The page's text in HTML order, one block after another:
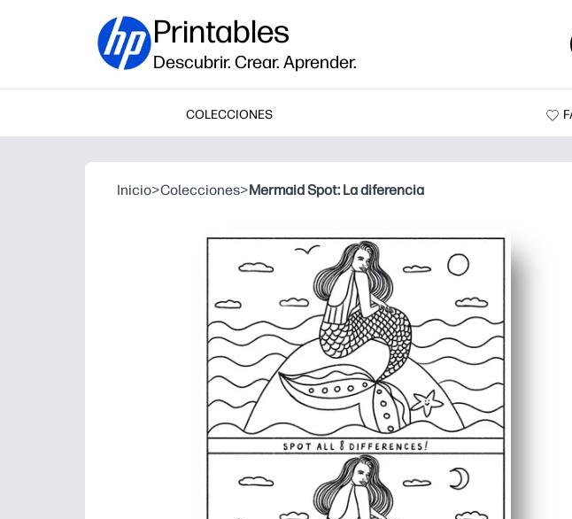
Printables
Descubrir. Crear. Aprender.
COLECCIONES
Inicio>Colecciones>Mermaid Spot: La diferencia